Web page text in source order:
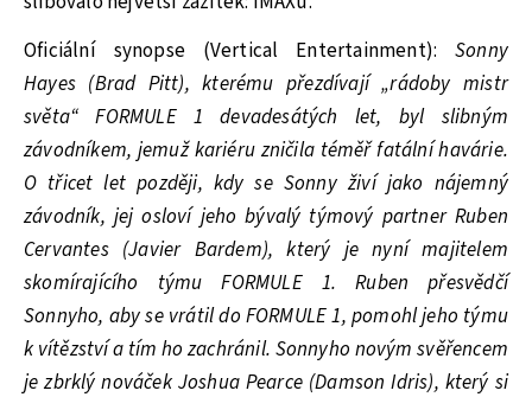
Oficiální synopse (Vertical Entertainment): Sonny
Hayes (Brad Pitt), kterému přezdívají „rádoby mistr
světa“ FORMULE 1 devadesátých let, byl slibným
závodníkem, jemuž kariéru zničila téměř fatální havárie.
O třicet let později, kdy se Sonny živí jako nájemný
závodník, jej osloví jeho bývalý týmový partner Ruben
Cervantes (Javier Bardem), který je nyní majitelem
skomírajícího týmu FORMULE 1. Ruben přesvědčí
Sonnyho, aby se vrátil do FORMULE 1, pomohl jeho týmu
k vítězství a tím ho zachránil. Sonnyho novým svěřencem
je zbrklý nováček Joshua Pearce (Damson Idris), který si